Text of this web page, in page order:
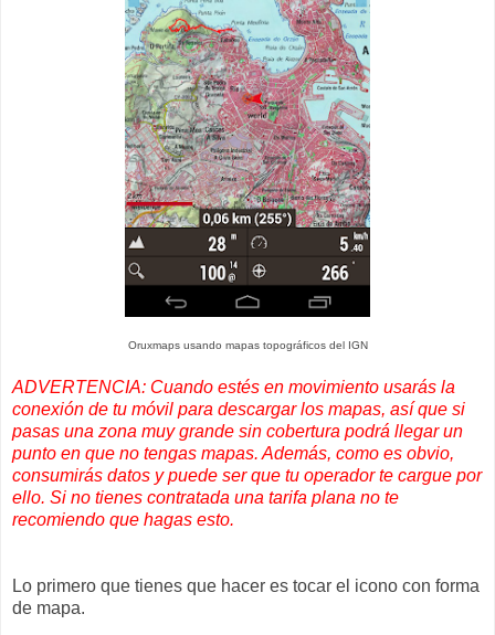
Oruxmaps usando mapas topográficos del IGN
ADVERTENCIA: Cuando estés en movimiento usarás la
conexión de tu móvil para descargar los mapas, así que si
pasas una zona muy grande sin cobertura podrá llegar un
punto en que no tengas mapas. Además, como es obvio,
consumirás datos y puede ser que tu operador te cargue por
ello. Si no tienes contratada una tarifa plana no te
recomiendo que hagas esto.
Lo primero que tienes que hacer es tocar el icono con forma
de mapa.